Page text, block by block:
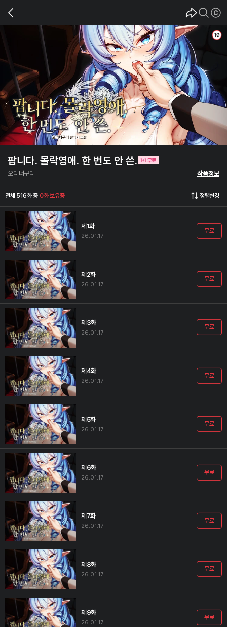
팝니다. 몰락영애. 한 번도 안 쓴.
오리너구리 작품정보
전체 516화 중 0화 보유중 정렬변경
제1화
26.01.17
무료
제2화
26.01.17
무료
제3화
26.01.17
무료
제4화
26.01.17
무료
제5화
26.01.17
무료
제6화
26.01.17
무료
제7화
26.01.17
무료
제8화
26.01.17
무료
제9화
26.01.17
무료